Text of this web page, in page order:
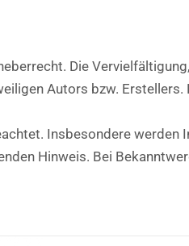
Die
Autors bzw.
Insbesondere werden
Hinweis. Bei